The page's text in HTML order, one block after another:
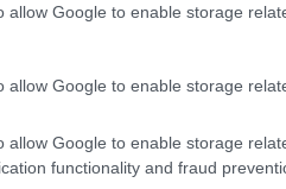
allow Google to enable storage
allow Google to enable storage
allow Google to enable storage
functionality and fraud